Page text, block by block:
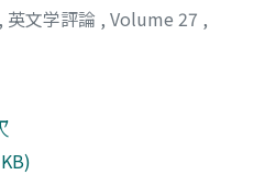
, 英文学評論 , Volume 27 ,